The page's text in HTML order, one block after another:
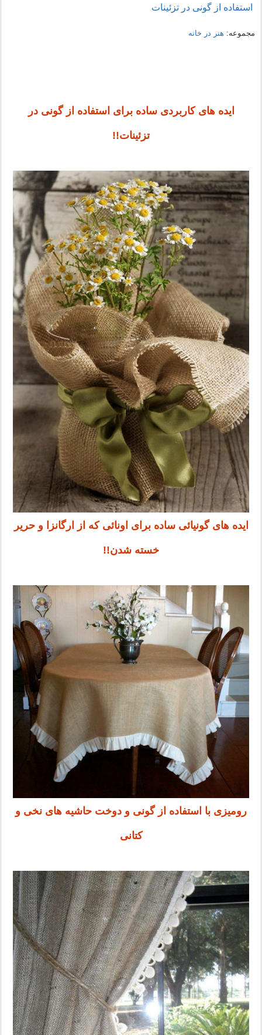
استفاده از گونی در تزئینات
مجموعه: هنر در خانه
ایده های کاربردی ساده برای استفاده از گونی در
تزئینات!!
ایده های گونیائی ساده برای اونائی که از ارگانزا و حریر
خسته شدن!!
رومیزی با استفاده از گونی و دوخت حاشیه های نخی و
کتانی